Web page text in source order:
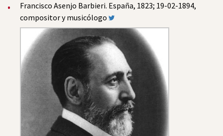
Francisco Asenjo Barbieri. España, 1823; 19-02-1894,
compositor y musicólogo